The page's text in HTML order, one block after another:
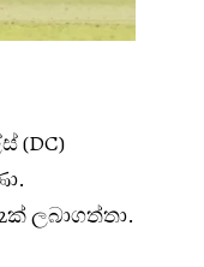
(DC)
ලබාගත්තා.